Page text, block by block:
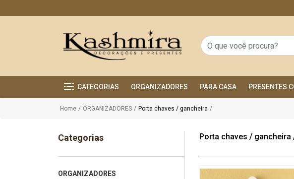
CATEGORIAS ORGANIZADORES PARA CASA PRESENTES
Home / ORGANIZADORES / Porta chaves / gancheira /
Categorias
ORGANIZADORES
Porta chaves / gancheira